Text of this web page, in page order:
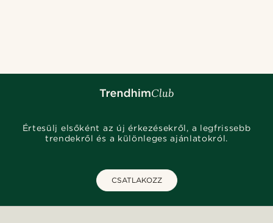
Értesülj elsőként az új érkezésekről, a legfrissebb
trendekről és a különleges ajánlatokról.
CSATLAKOZZ